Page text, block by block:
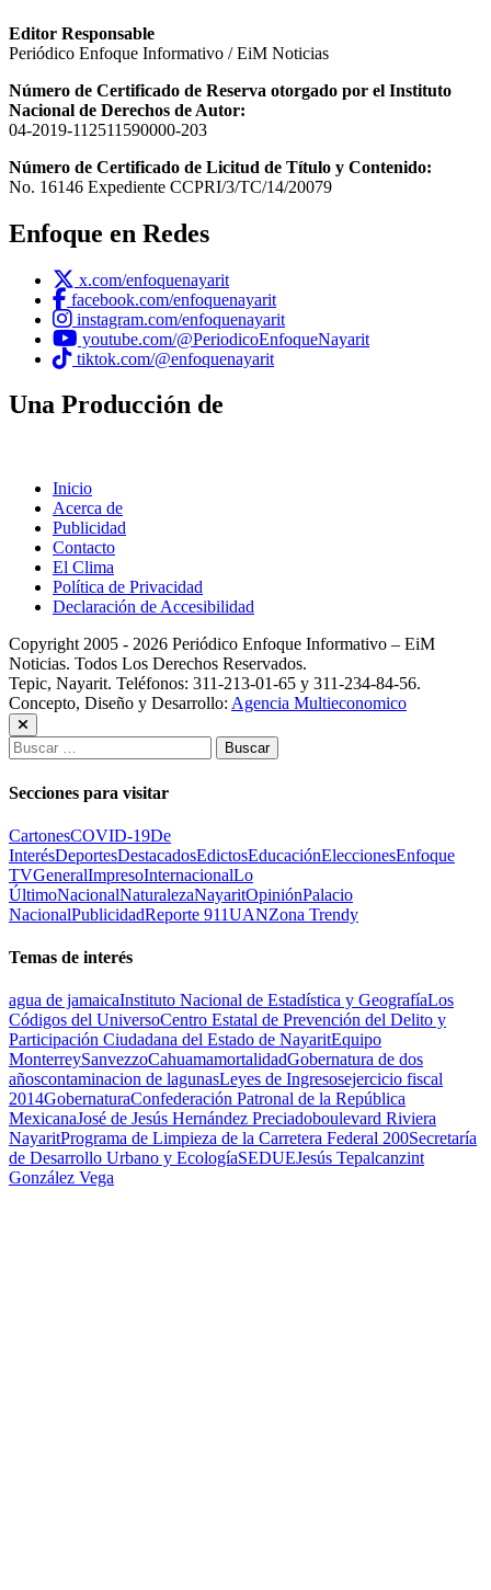
Editor Responsable
Periódico Enfoque Informativo / EiM Noticias
Número de Certificado de Reserva otorgado por el Instituto
Nacional de Derechos de Autor:
04-2019-112511590000-203
Número de Certificado de Licitud de Título y Contenido:
No. 16146 Expediente CCPRI/3/TC/14/20079
Enfoque en Redes
x.com/enfoquenayarit
facebook.com/enfoquenayarit
instagram.com/enfoquenayarit
youtube.com/@PeriodicoEnfoqueNayarit
tiktok.com/@enfoquenayarit
Una Producción de
Inicio
Acerca de
Publicidad
Contacto
El Clima
Política de Privacidad
Declaración de Accesibilidad
Copyright 2005 - 2026 Periódico Enfoque Informativo – EiM
Noticias. Todos Los Derechos Reservados.
Tepic, Nayarit. Teléfonos: 311-213-01-65 y 311-234-84-56.
Concepto, Diseño y Desarrollo: Agencia Multieconomico
Buscar:
Secciones para visitar
CartonesCOVID-19De
InterésDeportesDestacadosEdictosEducaciónEleccionesEnfoque
TVGeneralImpresoInternacionalLo
ÚltimoNacionalNaturalezaNayaritOpiniónPalacio
NacionalPublicidadReporte 911UANZona Trendy
Temas de interés
agua de jamaicaInstituto Nacional de Estadística y GeografíaLos
Códigos del UniversoCentro Estatal de Prevención del Delito y
Participación Ciudadana del Estado de NayaritEquipo
MonterreySanvezzoCahuamamortalidadGobernatura de dos
añoscontaminacion de lagunasLeyes de Ingresosejercicio fiscal
2014GobernaturaConfederación Patronal de la República
MexicanaJosé de Jesús Hernández Preciadoboulevard Riviera
NayaritPrograma de Limpieza de la Carretera Federal 200Secretaría
de Desarrollo Urbano y EcologíaSEDUEJesús Tepalcanzint
González Vega